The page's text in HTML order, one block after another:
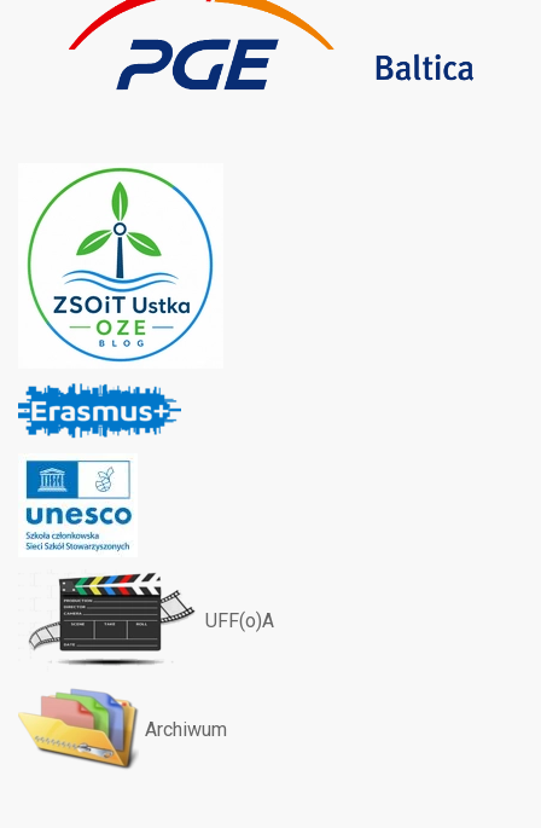
UFF(o)A
Archiwum